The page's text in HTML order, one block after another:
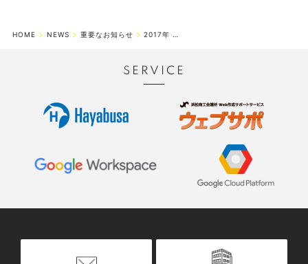
HOME NEWS 重要なお知らせ 2017年 夏季休業期間のお知らせ
SERVICE